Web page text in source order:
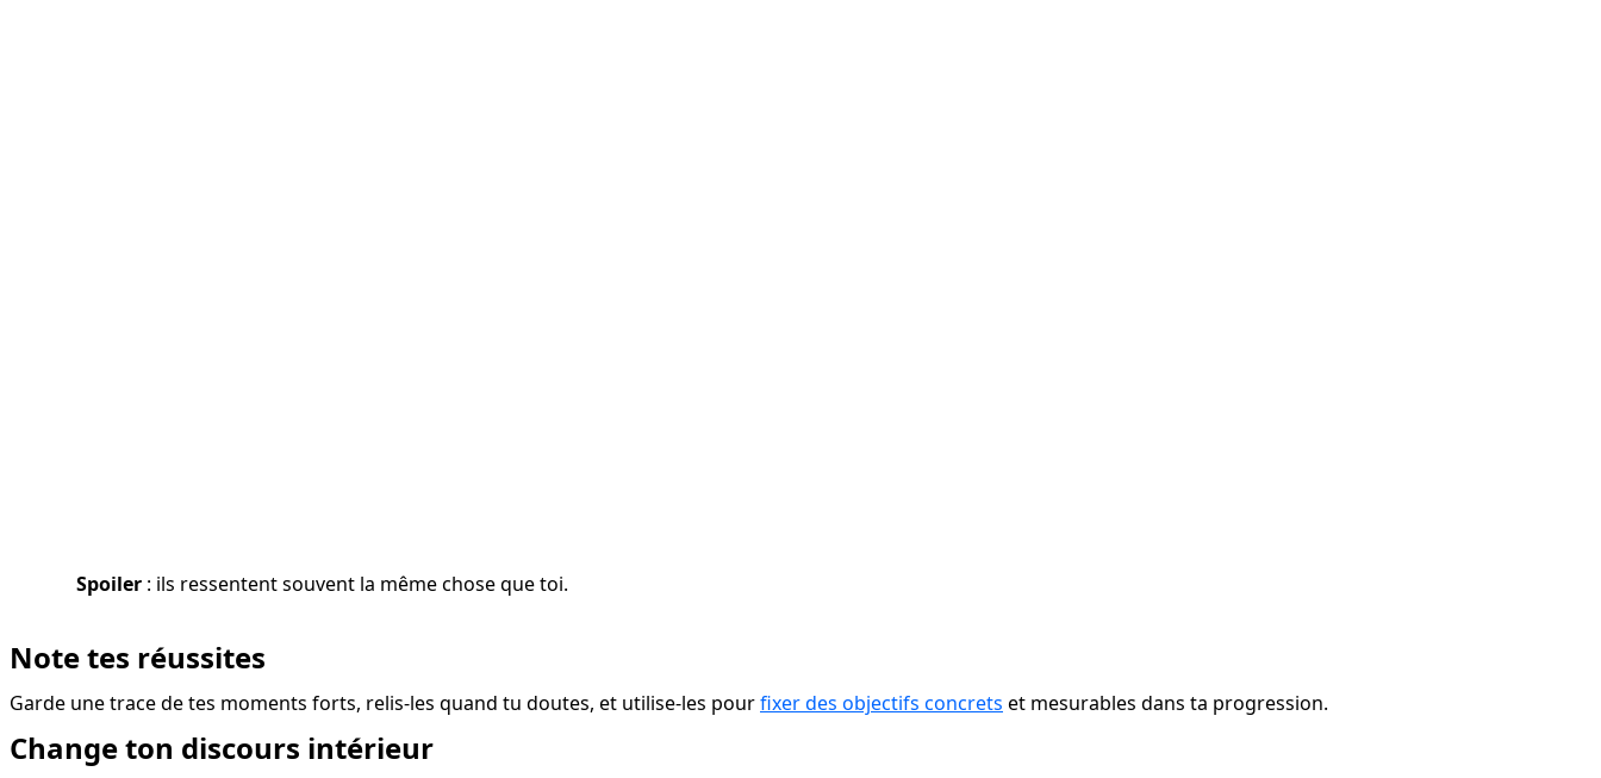
Spoiler : ils ressentent souvent la même chose que toi.
Note tes réussites
Garde une trace de tes moments forts, relis-les quand tu doutes, et utilise-les pour fixer des objectifs concrets et mesurables dans ta progression.
Change ton discours intérieur